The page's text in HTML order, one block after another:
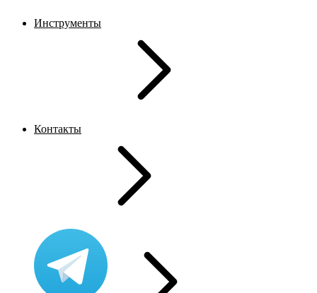
Инструменты
Контакты